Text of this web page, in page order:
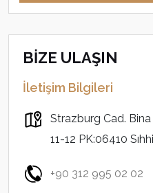
BİZE ULAŞIN
İletişim Bilgileri
Strazburg Cad.
11-12 PK:06410
+90 312 995 02 02